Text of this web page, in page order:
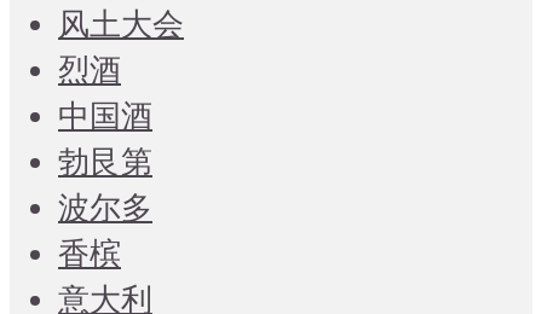
风土大会
烈酒
中国酒
勃艮第
波尔多
香槟
意大利